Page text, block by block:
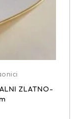
ZLATNO-